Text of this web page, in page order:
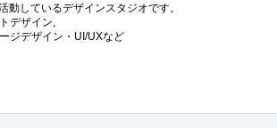
動しているデザインスタジオです。
デザイン,
ジデザイン・UI/UXなど